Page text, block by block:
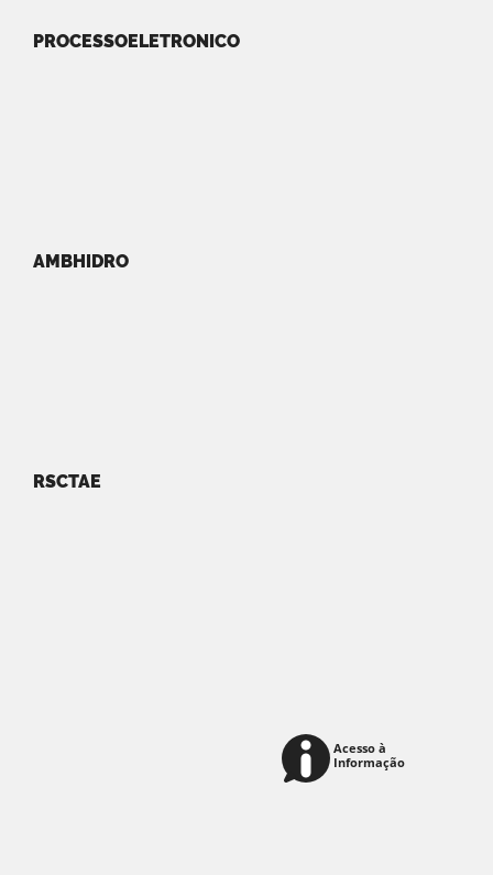
PROCESSOELETRONICO
AMBHIDRO
RSCTAE